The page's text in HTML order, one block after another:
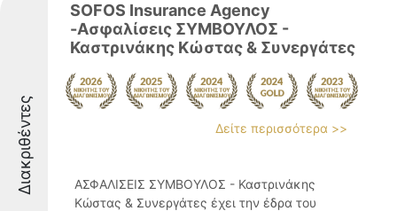
Διακριθέντες
SOFOS Insurance Agency
-Ασφαλίσεις ΣΥΜΒΟΥΛΟΣ -
Καστρινάκης Κώστας & Συνεργάτες
Δείτε περισσότερα >>
ΑΣΦΑΛΙΣΕΙΣ ΣΥΜΒΟΥΛΟΣ - Καστρινάκης
Κώστας & Συνεργάτες έχει την έδρα του